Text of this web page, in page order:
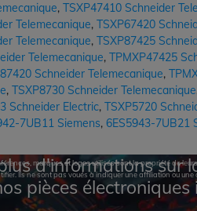
, TSXP47410 Schneider
Telemecanique, TSXP67420
Telemecanique, TSXP87425
Telemecanique, TPMXP47425
Schneider Telemecanique,
, TSXP8730 Schneider Telemecanique
Schneider Electric, TSXP5720
7UB11 Siemens, 6ES5943-7UB21
marques et logos utilisés sont la propriété de
Ils ne sont pas voués à indiquer une affiliation ou
d'informations sur
pièces électroniques